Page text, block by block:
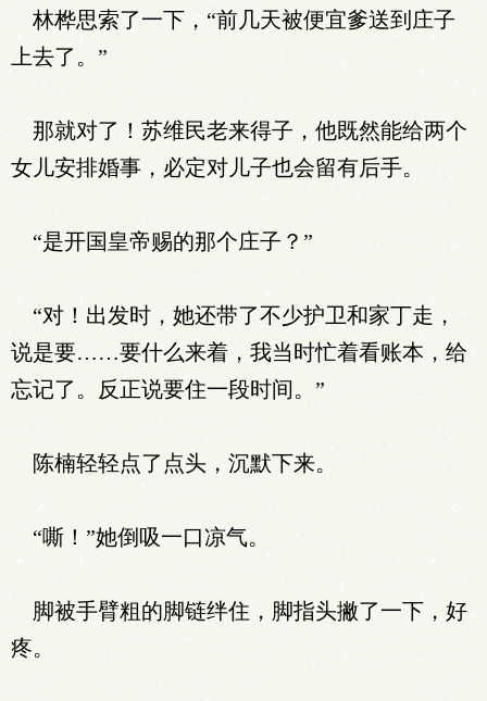
林桦思索了一下，“前几天被便宜爹送到庄子
上去了。”
那就对了！苏维民老来得子，他既然能给两个
女儿安排婚事，必定对儿子也会留有后手。
“是开国皇帝赐的那个庄子？”
“对！出发时，她还带了不少护卫和家丁走，
说是要……要什么来着，我当时忙着看账本，给
忘记了。反正说要住一段时间。”
陈楠轻轻点了点头，沉默下来。
“嘶！”她倒吸一口凉气。
脚被手臂粗的脚链绊住，脚指头撇了一下，好
疼。